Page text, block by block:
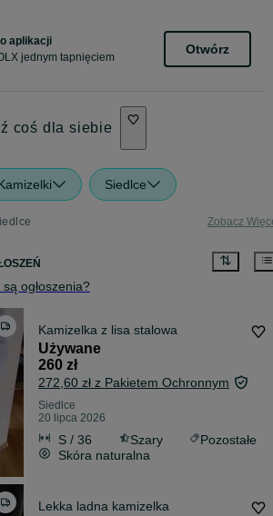
aplikacji
jednym tapnięciem
Otwórz
coś dla siebie
Siedlce
Zobacz
ogłoszenia?
Kamizelka z lisa stalowa
Używane
260 zł
272,60 zł z Pakietem Ochronnym
Siedlce
20 lipca 2026
S / 36 Szary
Pozostałe
Skóra naturalna
Lekka ladna kamizelka